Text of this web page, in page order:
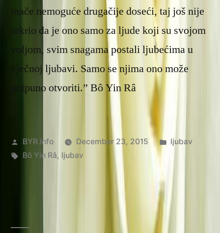
inače nemoguće drugačije doseći, taj još nije
otkrio da je ono samo za ljude koji su svojom
voljom, svim snagama postali ljubećima u
vječnoj ljubavi. Samo se njima ono može
potpuno otvoriti.” Bô Yin Râ
Posted
by
BYR.info December 23, 2015
Posted
ljubav
Tags:
Bô Yin Râ, ljubav